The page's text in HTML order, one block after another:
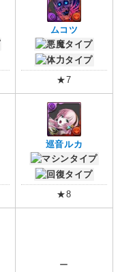
ムコツ
★7
巡音ルカ
★8
ー